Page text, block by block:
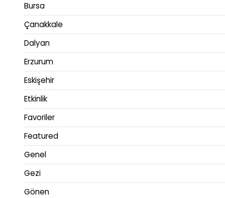
Bursa
Çanakkale
Dalyan
Erzurum
Eskişehir
Etkinlik
Favoriler
Featured
Genel
Gezi
Gönen